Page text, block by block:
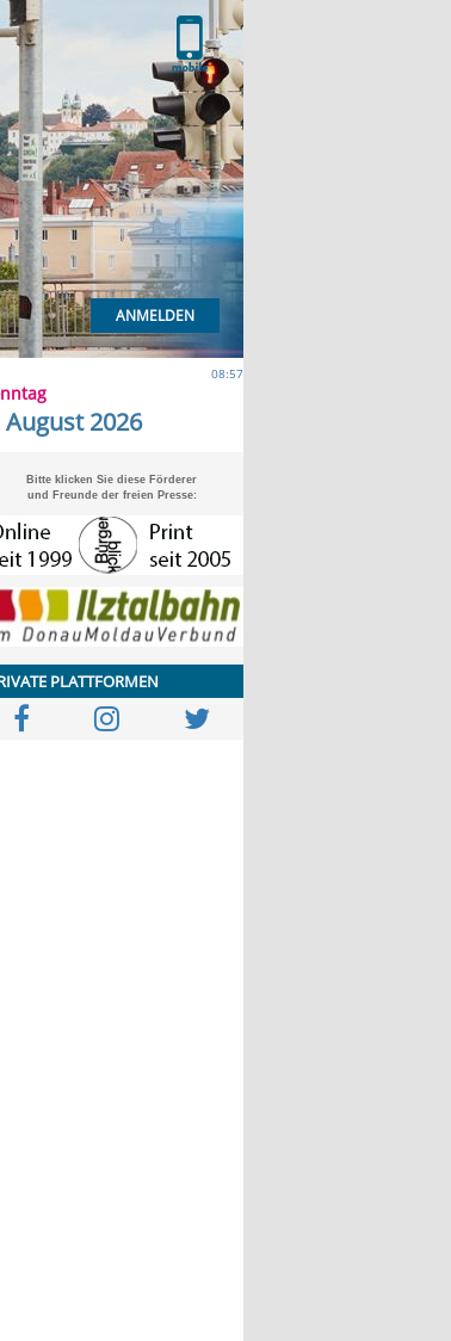
ANMELDEN
08:57
August 2026
Bitte klicken Sie diese Förderer
und Freunde der freien Presse:
PLATTFORMEN